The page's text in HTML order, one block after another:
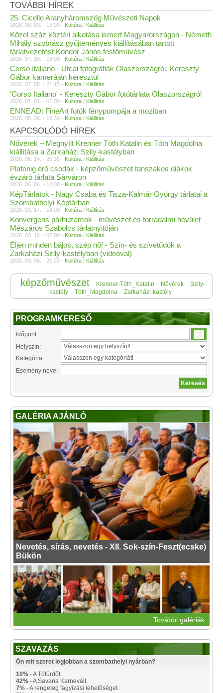
TOVÁBBI HÍREK
25. Cicelle Aranyháromszög Művészeti Napok
2026. 08. 03. - 15:00 - Kultúra / Kiállítás
Közel száz köztéri alkotása ismert Magyarországon - Németh
Mihály szobrász gyűjteményes kiállításában tartott
tárlatvezetést Kondor János festőművész
2026. 07. 10. - 18:00 - Kultúra / Kiállítás
Corso Italiano - Utcai fotográfiák Olaszországról, Kereszty
Gábor kameráján keresztül
2026. 07. 05. - 21:15 - Kultúra / Kiállítás
'Corso Italiano' - Kereszty Gábor fotótárlata Olaszországról
2026. 07. 01. - 01:00 - Kultúra / Kiállítás
ENNEAD: FineArt fotók fénypompája a moziban
2026. 06. 26. - 16:30 - Kultúra / Kiállítás
KAPCSOLÓDÓ HÍREK
Nővérek – Megnyílt Krenner Tóth Katalin és Tóth Magdolna
kiállítása a Zarkaházi Szily-kastélyban
2026. 06. 14. - 20:35 - Kultúra / Kiállítás
Plafonig érő csodák - képzőművészet tanszakos diákok
évzáró tárlata Sárváron
2026. 06. 06. - 13:00 - Kultúra / Kiállítás
KépTárlatok - Nagy Csaba és Tisza-Kalmár György tárlatai a
Szombathelyi Képtárban
2026. 03. 17. - 14:00 - Kultúra / Kiállítás
Konvergens párhuzamok - művészet és forradalmi hevület
Mészáros Szabolcs tárlatnyitóján
2026. 03. 15. - 02:00 - Kultúra / Kiállítás
Éljen minden bájos, szép nő! - Szín- és szívetűdök a
Zarkaházi Szily-kastélyban (videóval)
2026. 03. 08. - 20:20 - Kultúra / Kiállítás
képzőművészet Krenner-Tóth_Katalin Nővérek
Szily-
kastély
Tóth_Magdolna Zarkaházi-kastély
PROGRAMKERESŐ
Időpont:
Helyszín:
Kategória:
Esemény neve:
GALÉRIA AJÁNLÓ
Nevetés, sírás, nevetés - XII. Sok-szín-Feszt(ecske)
Bükön
További galériák
SZAVAZÁS
Ön mit szeret legjobban a szombathelyi nyárban?
10% - A Tófürdőt.
42% - A Savaria Karnevált.
7% - A rengeteg fagyizási lehetőséget.